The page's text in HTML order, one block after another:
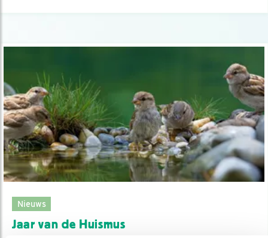
Nieuws
Jaar van de Huismus